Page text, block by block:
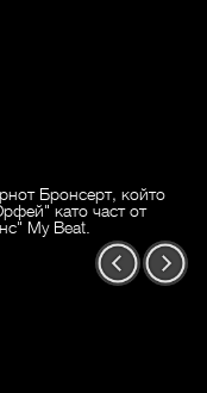
Бронсерт, който
като част от
My Beat.